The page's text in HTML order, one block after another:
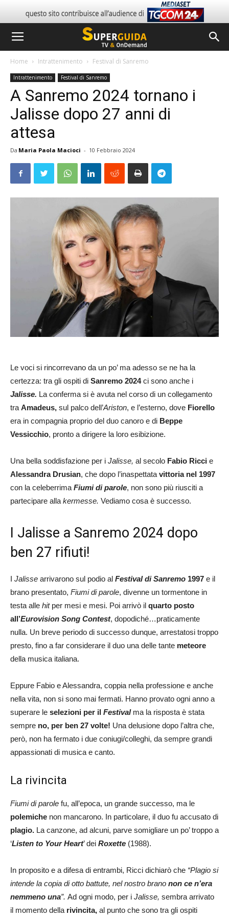
Home Intrattenimento Festival di Sanremo
Intrattenimento Festival di Sanremo
A Sanremo 2024 tornano i
Jalisse dopo 27 anni di
attesa
Da Maria Paola Macioci - 10 Febbraio 2024
Le voci si rincorrevano da un po’ ma adesso se ne ha la
certezza: tra gli ospiti di Sanremo 2024ci sono anche i
Jalisse. La conferma si è avuta nel corso di un collegamento
tra Amadeus, sul palco dell’Ariston, e l’esterno, dove Fiorello
era in compagnia proprio del duo canoro e di Beppe
Vessicchio, pronto a dirigere la loro esibizione.
Una bella soddisfazione per i Jalisse, al secolo Fabio Ricci e
Alessandra Drusian, che dopo l’inaspettata vittoria nel 1997
con la celeberrima Fiumi di parole, non sono più riusciti a
partecipare alla kermesse. Vediamo cosa è successo.
I Jalisse a Sanremo 2024 dopo
ben 27 rifiuti!
I Jalisse arrivarono sul podio al Festival di Sanremo 1997 e il
brano presentato, Fiumi di parole, divenne un tormentone in
testa alle hitper mesi e mesi. Poi arrivò il quarto posto
all’Eurovision Song Contest, dopodiché…praticamente
nulla. Un breve periodo di successo dunque, arrestatosi troppo
presto, fino a far considerare il duo una delle tante meteore
della musica italiana.
Eppure Fabio e Alessandra, coppia nella professione e anche
nella vita, non si sono mai fermati. Hanno provato ogni anno a
superare le selezioni per il Festivalma la risposta è stata
sempre no, per ben 27 volte! Una delusione dopo l’altra che,
però, non ha fermato i due coniugi/colleghi, da sempre grandi
appassionati di musica e canto.
La rivincita
Fiumi di parole fu, all’epoca, un grande successo, ma le
polemiche non mancarono. In particolare, il duo fu accusato di
plagio. La canzone, ad alcuni, parve somigliare un po’ troppo a
‘Listen to Your Heart’ dei Roxette (1988).
In proposito e a difesa di entrambi, Ricci dichiarò che “Plagio si
intende la copia di otto battute, nel nostro brano non ce n’era
nemmeno una”. Ad ogni modo, per i Jalisse, sembra arrivato
il momento della rivincita, al punto che sono tra gli ospiti